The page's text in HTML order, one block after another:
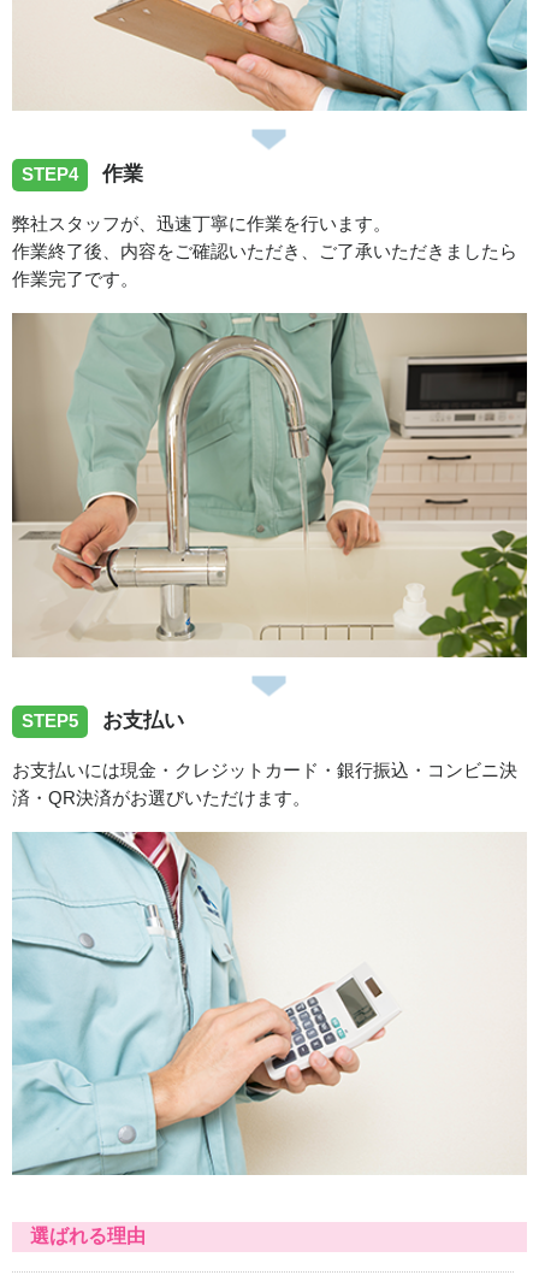
STEP4 作業
弊社スタッフが、迅速丁寧に作業を行います。
作業終了後、内容をご確認いただき、ご了承いただきましたら
作業完了です。
STEP5 お支払い
お支払いには現金・クレジットカード・銀行振込・コンビニ決
済・QR決済がお選びいただけます。
選ばれる理由